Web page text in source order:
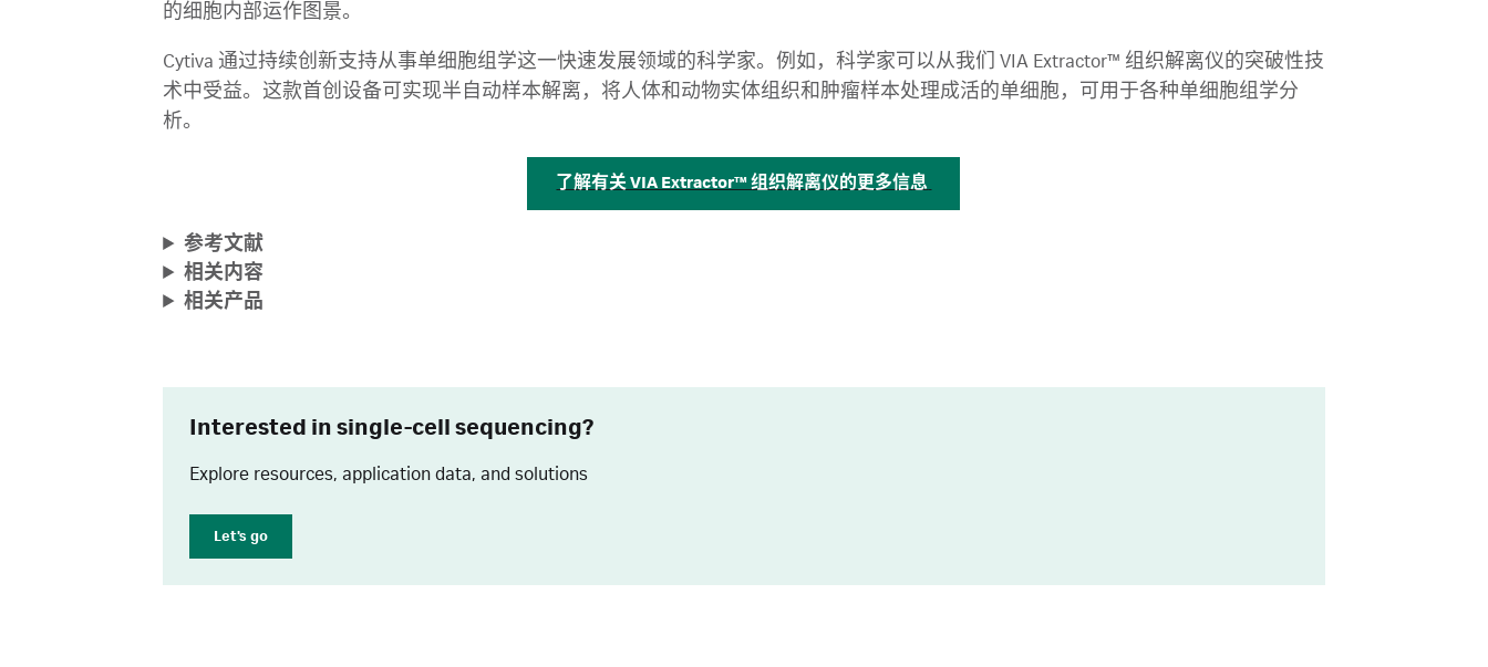
的细胞内部运作图景。
Cytiva 通过持续创新支持从事单细胞组学这一快速发展领域的科学家。例如，科学家可以从我们 VIA Extractor™ 组织解离仪的突破性技
术中受益。这款首创设备可实现半自动样本解离，将人体和动物实体组织和肿瘤样本处理成活的单细胞，可用于各种单细胞组学分
析。
了解有关 VIA Extractor™ 组织解离仪的更多信息
参考文献
相关内容
相关产品
Interested in single-cell sequencing?
Explore resources, application data, and solutions
Let's go